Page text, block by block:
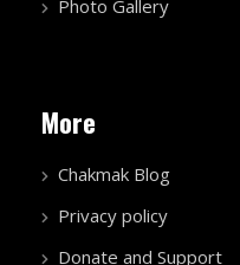
Photo Gallery
More
Chakmak Blog
Privacy policy
Donate and Support